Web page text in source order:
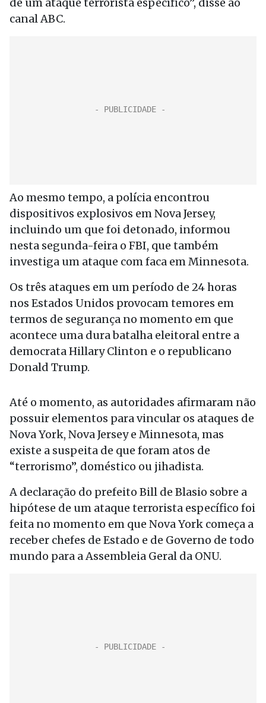
canal ABC.
Ao mesmo tempo, a polícia encontrou
dispositivos explosivos em Nova Jersey,
incluindo um que foi detonado, informou
nesta segunda-feira o FBI, que também
investiga um ataque com faca em Minnesota.
Os três ataques em um período de 24 horas
nos Estados Unidos provocam temores em
termos de segurança no momento em que
acontece uma dura batalha eleitoral entre a
democrata Hillary Clinton e o republicano
Donald Trump.
Até o momento, as autoridades afirmaram não
possuir elementos para vincular os ataques de
Nova York, Nova Jersey e Minnesota, mas
existe a suspeita de que foram atos de
“terrorismo”, doméstico ou jihadista.
A declaração do prefeito Bill de Blasio sobre a
hipótese de um ataque terrorista específico foi
feita no momento em que Nova York começa a
receber chefes de Estado e de Governo de todo
mundo para a Assembleia Geral da ONU.